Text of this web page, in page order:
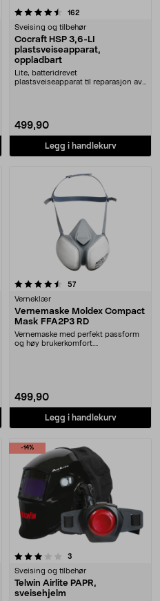
162anmeldelser
Sveising og tilbehør
Cocraft HSP 3,6-LI
plastsveiseapparat,
oppladbart
Lite, batteridrevet
plastsveiseapparat til reparasjon av
499,90
Legg i handlekurv
57anmeldelser
Verneklær
Vernemaske Moldex Compact
Mask FFA2P3 RD
Vernemaske med perfekt passform
og høy brukerkomfort.
499,90
Legg i handlekurv
-14%
3
Sveising og tilbehør
Telwin Airlite PAPR,
sveisehjelm